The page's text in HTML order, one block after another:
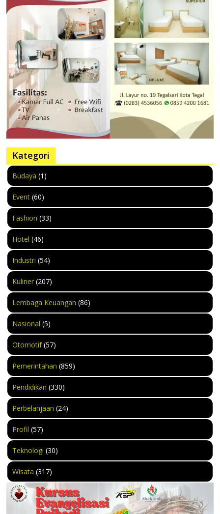
Kategori
Budaya (1)
Event (60)
Fashion (33)
Hotel (46)
Industri (54)
Kuliner (207)
Lembaga Keuangan (86)
Nasional (5)
Otomotif(57)
Pemerintahan (859)
Pendidikan (330)
Perbelanjaan (24)
Profil (57)
Teknologi (30)
Wisata (317)